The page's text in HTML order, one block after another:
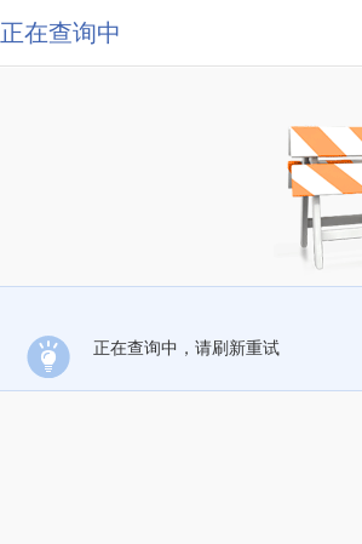
正在查询中
正在查询中，请刷新重试